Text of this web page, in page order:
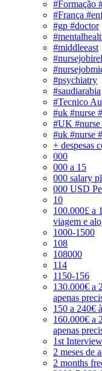
#Formação
#França
#gp #doctor
#middleeast
#psychiatry
#saudiarabia
#Tecnico
#uk #nurse
#UK #nurse
#uk #nurse
+ despesas
000
000 a 15
000 salary
000 USD
10
100.000£ a
viagem e
1000-1500
108
108000
114
1150-156
130.000€ a
apenas
150 a 240€
160.000€ a
apenas
1st
2 meses de
2 months